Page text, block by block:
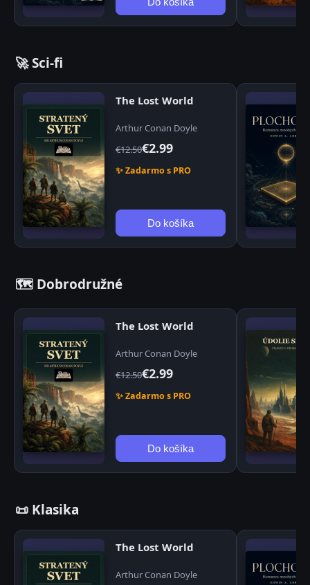
🚀 Sci-fi
The Lost World
Arthur Conan Doyle
€12.50€2.99
✨ Zadarmo s PRO
Do košíka
🗺️ Dobrodružné
The Lost World
Arthur Conan Doyle
€12.50€2.99
✨ Zadarmo s PRO
Do košíka
📜 Klasika
The Lost World
Arthur Conan Doyle